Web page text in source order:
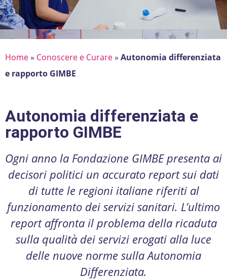
Home» Conoscere e Curare» Autonomia differenziata
e rapporto GIMBE
Autonomia differenziata e
rapporto GIMBE
Ogni anno la Fondazione GIMBE presenta ai
decisori politici un accurato report sui dati
di tutte le regioni italiane riferiti al
funzionamento dei servizi sanitari. L’ultimo
report affronta il problema della ricaduta
sulla qualità dei servizi erogati alla luce
delle nuove norme sulla Autonomia
Differenziata.